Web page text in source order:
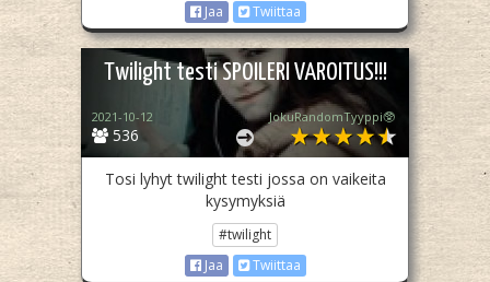
Jaa
Twiittaa
Twilight testi SPOILERI VAROITUS!!!
536
2021-10-12 JokuRandomTyyppi🥸
Tosi lyhyt twilight testi jossa on vaikeita
kysymyksiä
#twilight
Jaa
Twiittaa